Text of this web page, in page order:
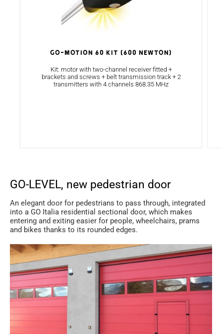
GO-MOTION 60 KIT (600 NEWTON)
Kit: motor with two-channel receiver fitted +
brackets and screws + belt transmission track + 2
transmitters with 4 channels 868.35 MHz
GO-LEVEL, new pedestrian door
An elegant door for pedestrians to pass through, integrated
into a GO Italia residential sectional door, which makes
entering and exiting easier for people, wheelchairs, prams
and bikes thanks to its rounded edges.